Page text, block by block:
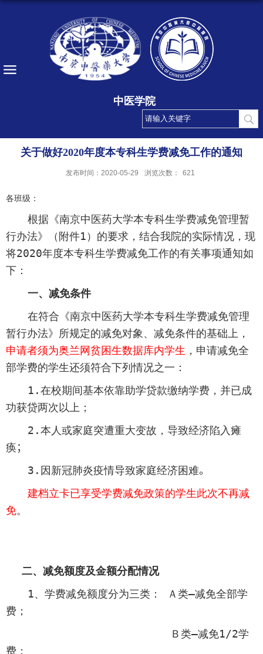
中医学院
关于做好2020年度本专科生学费减免工作的通知
发布时间：2020-05-29 浏览次数： 621
各班级：
根据《南京中医药大学本专科生学费减免管理暂
行办法》（附件1）的要求，结合我院的实际情况，现
将2020年度本专科生学费减免工作的有关事项通知如
下：
一、减免条件
在符合《南京中医药大学本专科生学费减免管理
暂行办法》所规定的减免对象、减免条件的基础上，
申请者须为奥兰网贫困生数据库内学生 ，申请减免全
部学费的学生还须符合下列情况之一：
1 .在校期间基本依靠助学贷款缴纳学费，并已成
功获贷两次以上；
2 .本人或家庭突遭重大变故，导致经济陷入瘫
痪；
3. 因新冠肺炎疫情导致家庭经济困难。
建档立卡已享受学费减免政策的学生此次不再减
免。
二、减免额度及金额分配情况
1、学费减免额度分为三类： Ａ类—减免全部学
费；
Ｂ类—减免1/2学
费；